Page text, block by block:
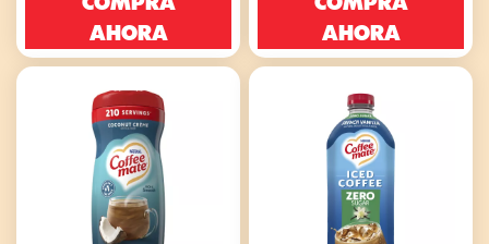
AHORA
AHORA